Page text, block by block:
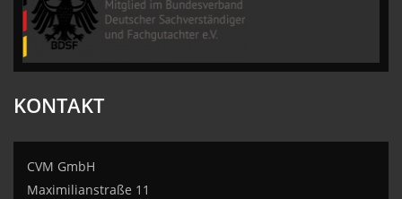
KONTAKT
CVM GmbH
Maximilianstraße 11